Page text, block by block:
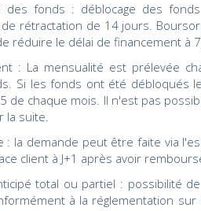
des fonds : déblocage des
rétractation de 14 jours.
réduire le délai de financement à
: La mensualité est prélevée
Si les fonds ont été débloqués
de chaque mois. Il n'est pas
la suite.
: la demande peut être faite via
client à J+1 après avoir
total ou partiel : possibilité
à la réglementation